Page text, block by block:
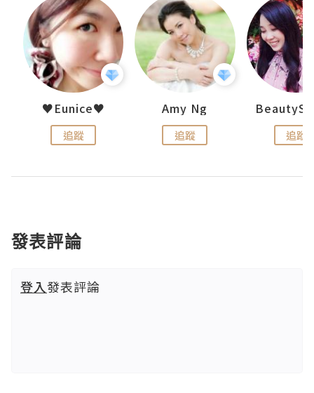
♥Eunice♥
追蹤
Amy Ng
追蹤 追蹤
發表評論
登入發表評論